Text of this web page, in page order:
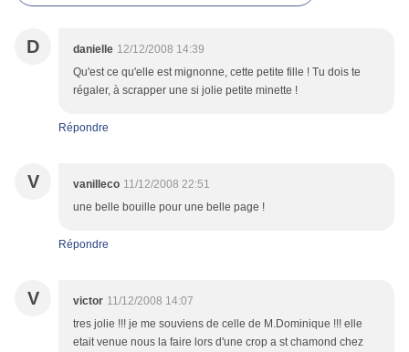
D danielle 12/12/2008 14:39
Qu'est ce qu'elle est mignonne, cette petite fille ! Tu dois te
régaler, à scrapper une si jolie petite minette !
Répondre
V vanilleco 11/12/2008 22:51
une belle bouille pour une belle page !
Répondre
V victor 11/12/2008 14:07
tres jolie !!! je me souviens de celle de M.Dominique !!! elle
etait venue nous la faire lors d'une crop a st chamond chez